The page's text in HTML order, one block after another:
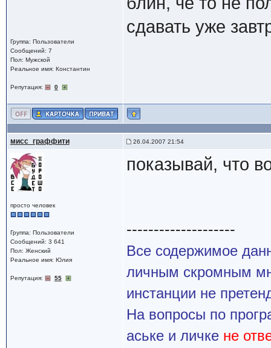
Группа: Пользователи
Сообщений: 7
Пол: Мужской
Реальное имя: Константин
Репутация: 0
сдавать уже
мисс_граффити 26.04.2007 21:54
просто человек
Группа: Пользователи
Сообщений: 3 641
Пол: Женский
Реальное имя: Юлия
Репутация: 55
показывай, что
--------------------
Все содержимое
личным скромным
инстанции не
На вопросы по
аське и личке не